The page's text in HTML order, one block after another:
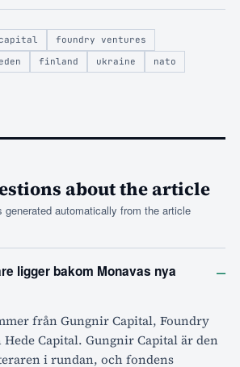
foundry ventures
finland ukraine nato
about the article
generated automatically from the article
ligger bakom Monavas nya
–
från Gungnir Capital, Foundry
Hede Capital. Gungnir Capital är den
i rundan, och fondens